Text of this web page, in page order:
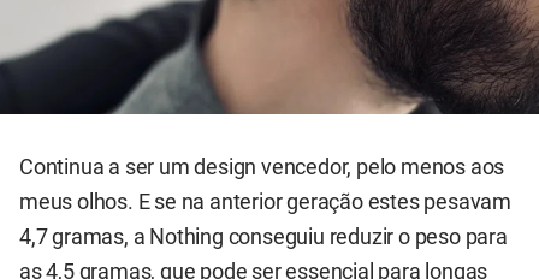
Continua a ser um design vencedor, pelo menos aos
meus olhos. E se na anterior geração estes pesavam
4,7 gramas, a Nothing conseguiu reduzir o peso para
as 4,5 gramas, que pode ser essencial para longas